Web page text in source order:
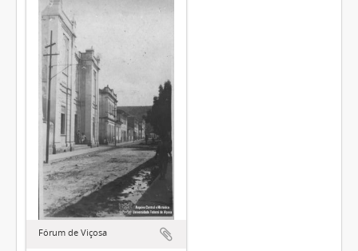
Fórum de Viçosa